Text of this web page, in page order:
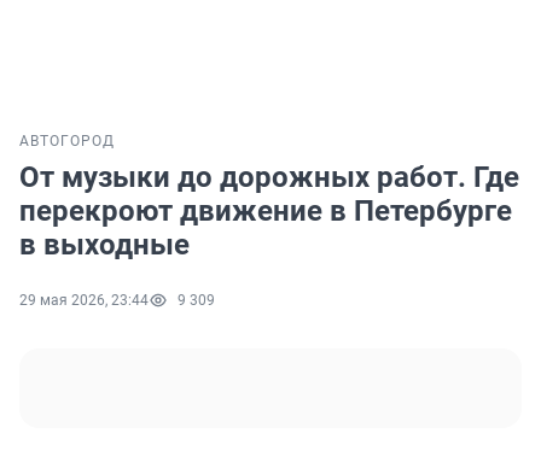
АВТО ГОРОД
От музыки до дорожных работ. Где
перекроют движение в Петербурге
в выходные
29 мая 2026, 23:44 9 309